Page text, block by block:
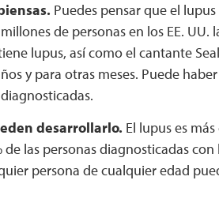
Puedes pensar que el
de personas en los EE. UU.
lupus, así como el cantante
y para otras meses. Puede
desarrollarlo. El lupus es
de las personas diagnosticadas
persona de cualquier edad